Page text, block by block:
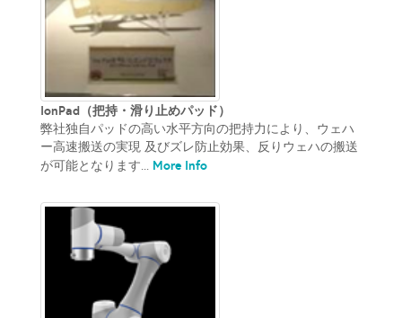
IonPad（把持・滑り止めパッド）
弊社独自パッドの高い水平方向の把持力により、ウェハ
ー高速搬送の実現 及びズレ防止効果、反りウェハの搬送
が可能となります... More Info